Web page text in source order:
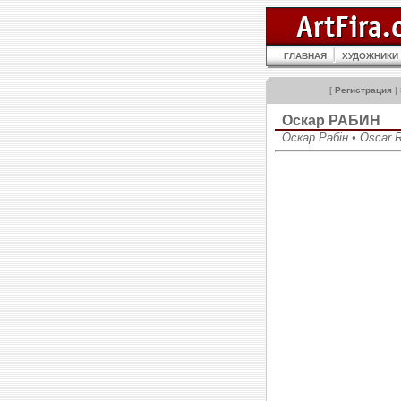
ГЛАВНАЯ ХУДОЖНИКИ
[ Регистрация |
Оскар РАБИН
Оскар Рабін • Oscar